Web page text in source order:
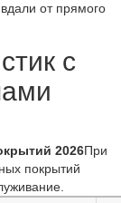
от прямого
с
2026При
покрытий